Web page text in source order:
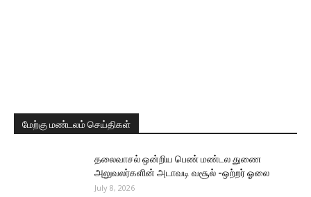
மேற்கு மண்டலம் செய்திகள்
தலைவாசல் ஒன்றிய பெண் மண்டல துணை
அலுவலர்களின் அடாவடி வசூல் -ஒற்றர் ஓலை
July 8, 2026